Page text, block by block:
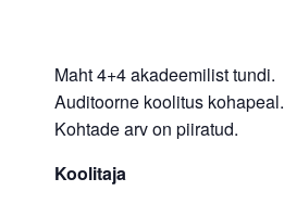
Maht 4+4 akadeemilist tundi.
Auditoorne koolitus kohapeal.
Kohtade arv on piiratud.
Koolitaja